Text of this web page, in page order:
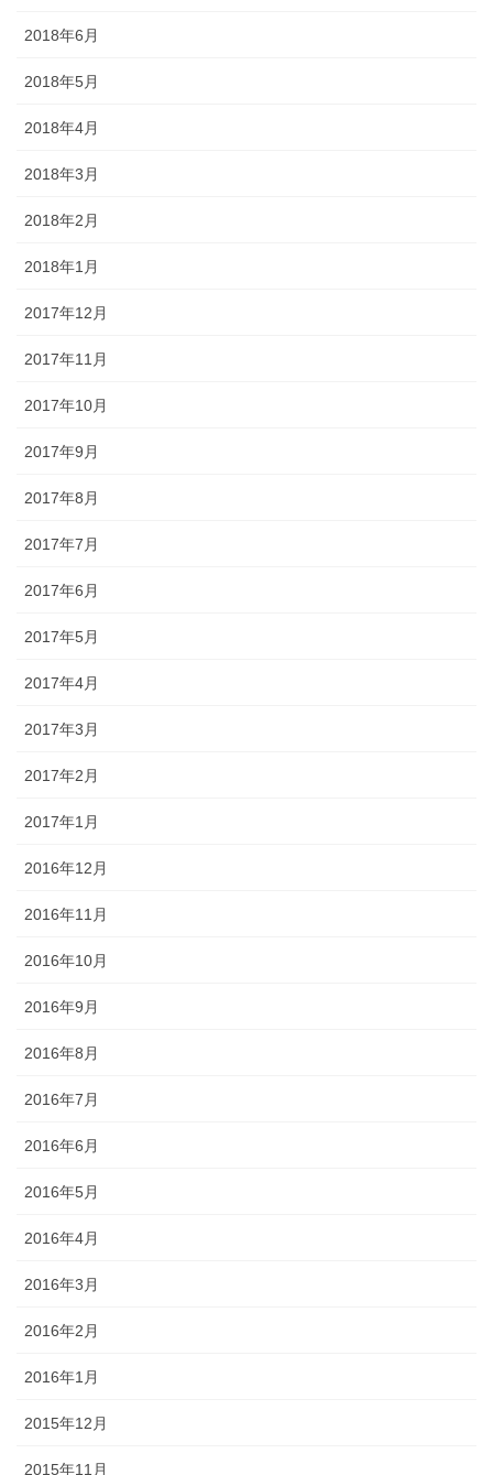
2018年6月
2018年5月
2018年4月
2018年3月
2018年2月
2018年1月
2017年12月
2017年11月
2017年10月
2017年9月
2017年8月
2017年7月
2017年6月
2017年5月
2017年4月
2017年3月
2017年2月
2017年1月
2016年12月
2016年11月
2016年10月
2016年9月
2016年8月
2016年7月
2016年6月
2016年5月
2016年4月
2016年3月
2016年2月
2016年1月
2015年12月
2015年11月